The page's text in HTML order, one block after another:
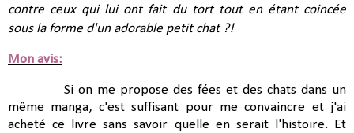
contre ceux qui lui ont fait du tort tout en étant coincée
sous la forme d'un adorable petit chat ?!
Mon avis:
Si on me propose des fées et des chats dans un
même manga, c'est suffisant pour me convaincre et j'ai
acheté ce livre sans savoir quelle en serait l'histoire. Et